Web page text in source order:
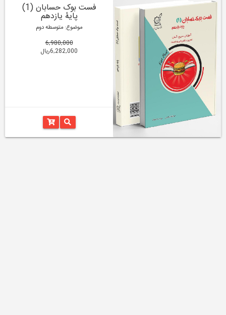
فست بوک حسابان (1)
پایۀ یازدهم
موضوع: متوسطه دوم
6,980,000
6,282,000ریال